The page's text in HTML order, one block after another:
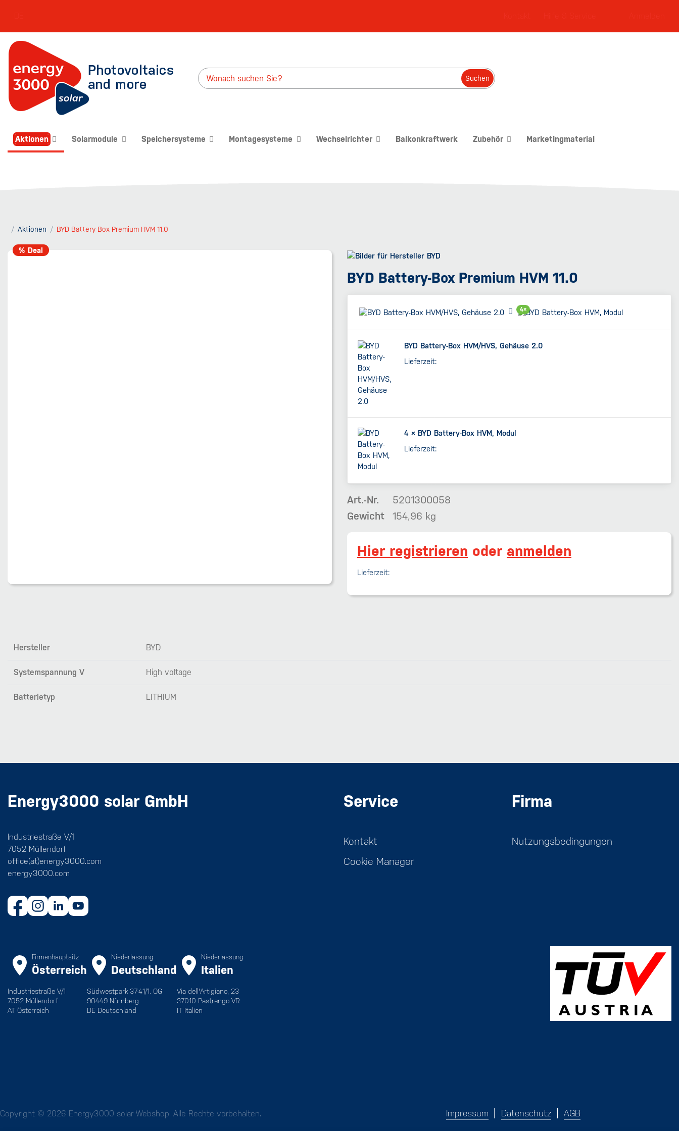
Suchen
Aktionen Solarmodule Speichersysteme Montagesysteme Wechselrichter Balkonkraftwerk Zubehör Marketingmaterial
Aktionen BYD Battery-Box Premium HVM 11.0
% Deal
BYD Battery-Box Premium HVM 11.0
4×
BYD Battery-Box HVM/HVS, Gehäuse 2.0
Lieferzeit:
4 × BYD Battery-Box HVM, Modul
Lieferzeit:
Art.-Nr.
5201300058
Gewicht
154,96 kg
Hier registrieren oder anmelden
Lieferzeit:
Hersteller BYD
Systemspannung V High voltage
Batterietyp LITHIUM
Energy3000 solar GmbH
Industriestraße V/1
7052 Müllendorf
office(at)energy3000.com
energy3000.com
Service
Kontakt
Cookie Manager
Firma
Nutzungsbedingungen
Firmenhauptsitz
Österreich
Industriestraße V/1
7052 Müllendorf
AT Österreich
Niederlassung
Deutschland
Südwestpark 37-41/1. OG
90449 Nürnberg
DE Deutschland
Niederlassung
Italien
Via dell'Artigiano, 23
37010 Pastrengo VR
IT Italien
Copyright © 2026 Energy3000 solar Webshop. Alle Rechte vorbehalten. Impressum Datenschutz AGB